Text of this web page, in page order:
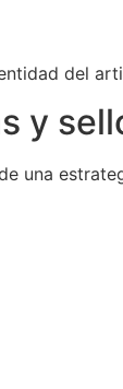
del
y
una